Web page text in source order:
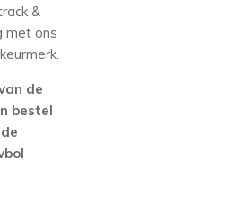
&
met ons
de
bestel